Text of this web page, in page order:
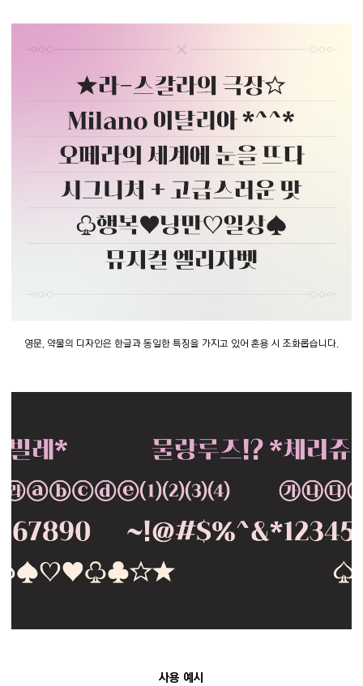
영문, 약물의 디자인은 한글과 동일한 특징을 가지고 있어 혼용 시 조화롭습니다.
사용 예시